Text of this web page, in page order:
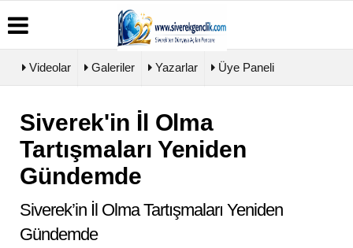
Üye
Haber
Arşivi
Haberleri
Biyografiler
Köşe
Yazarları
Video
Galeri
İlkeleri
Videolar Galeriler Yazarlar Üye Paneli
Siverek'in İl Olma
Tartışmaları Yeniden
Gündemde
Siverek’in İl Olma Tartışmaları Yeniden
Gündemde